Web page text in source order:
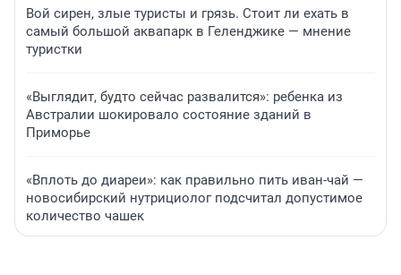
Вой сирен, злые туристы и грязь. Стоит ли ехать в
самый большой аквапарк в Геленджике — мнение
туристки
«Выглядит, будто сейчас развалится»: ребенка из
Австралии шокировало состояние зданий в
Приморье
«Вплоть до диареи»: как правильно пить иван-чай —
новосибирский нутрициолог подсчитал допустимое
количество чашек